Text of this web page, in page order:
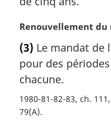
g
n
a
e
:
N
t
e
m
r
g
Renouvellement du
(3) Le mandat de
pour des
chacune.
1980-81-82-83, ch.
79(A)